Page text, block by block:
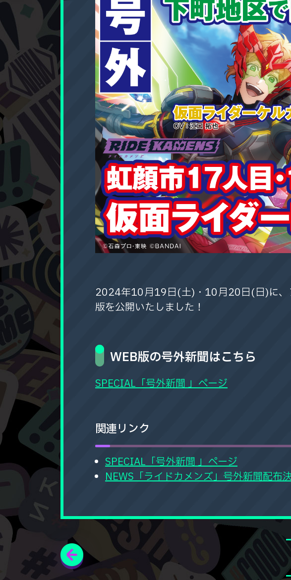
2024年10月19日(土)・10月20日(日)に、
版を公開いたしました！
WEB版の号外新聞はこちら
SPECIAL「号外新聞 」ページ
関連リンク
SPECIAL「号外新聞 」ページ
NEWS「ライドカメンズ」号外新聞配布